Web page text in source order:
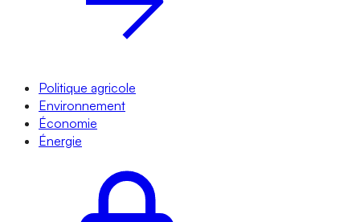
Politique agricole
Environnement
Économie
Énergie